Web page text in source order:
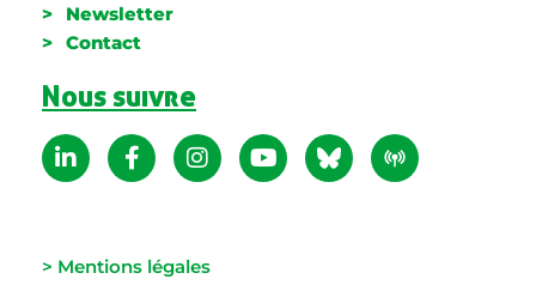
Newsletter
Contact
Nous suivre
> Mentions légales